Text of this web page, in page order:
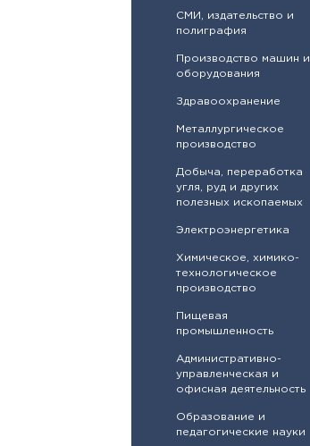
СМИ, издательство и
полиграфия
Производство машин и
оборудования
Здравоохранение
Металлургическое
производство
Добыча, переработка
угля, руд и других
полезных ископаемых
Электроэнергетика
Химическое, химико-
технологическое
производство
Пищевая
промышленность
Административно-
управленческая и
офисная деятельность
Образование и
педагогические науки